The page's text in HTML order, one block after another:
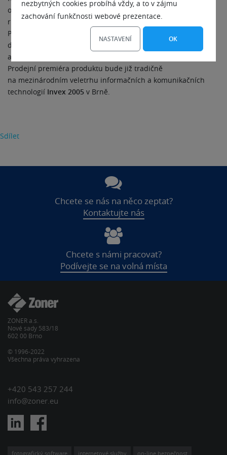
nezbytných cookies probíhá vždy, a to v zájmu
zachování funkčnosti webové prezentace.
NASTAVENÍ OK
označovaných
Professional aClassic
, určených pro
různé skupiny uživatelů. Součástí standardní prodejní verze
Professional bude navíc kniha „Zoner Photo Studio 8 – kouzlo
digitální fotografie“ z nakladatelské divize Zoner Press
a přiložené brýle pro prohlížení stereoskopických obrázků.
Prodejní premiéra produktu bude již tradičně
na mezinárodním veletrhu informačních a komunikačních
technologií Invex 2005 v Brně.
Sdílet
Chcete se nás na něco zeptat?
Kontaktujte nás
Chcete s námi pracovat?
Podívejte se na volná místa
ZONER a.s.
Nové sady 583/18
602 00 Brno
© 1996-2022
Všechna práva vyhrazena
+420 543 257 244
info@zoner.eu
fotografický software internetové služby on-line bezpečnost